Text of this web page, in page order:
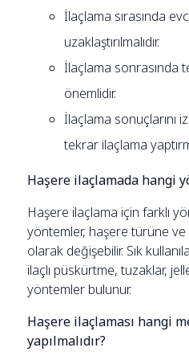
İlaçlama sırasında
uzaklaştırılmalıdır.
İlaçlama sonrasında
önemlidir.
İlaçlama sonuçlarını
tekrar ilaçlama
Haşere ilaçlamada hangi
Haşere ilaçlama için farklı
yöntemler, haşere türüne
olarak değişebilir. Sık
ilaçlı püskürtme, tuzaklar,
yöntemler bulunur.
Haşere ilaçlaması hangi
yapılmalıdır?